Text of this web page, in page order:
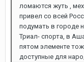
ломаются жуть ,
привел со всей
подумать в городе
Триал- спорта, в
пятом элементе
доступные для